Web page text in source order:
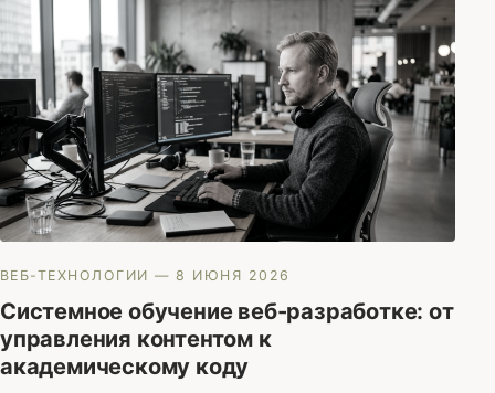
ВЕБ-ТЕХНОЛОГИИ — 8 ИЮНЯ 2026
Системное обучение веб-разработке: от
управления контентом к
академическому коду